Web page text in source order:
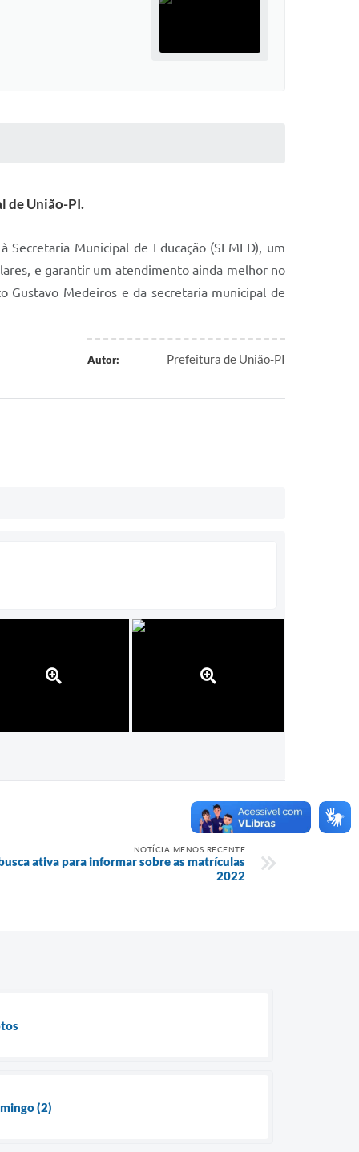
de União-PI.
Municipal de Educação (SEMED), um
e garantir um atendimento ainda melhor no
Gustavo Medeiros e da secretaria municipal de
Autor: Prefeitura de União-PI
NOTÍCIA MENOS RECENTE
ativa para informar sobre as matrículas
2022
(2)